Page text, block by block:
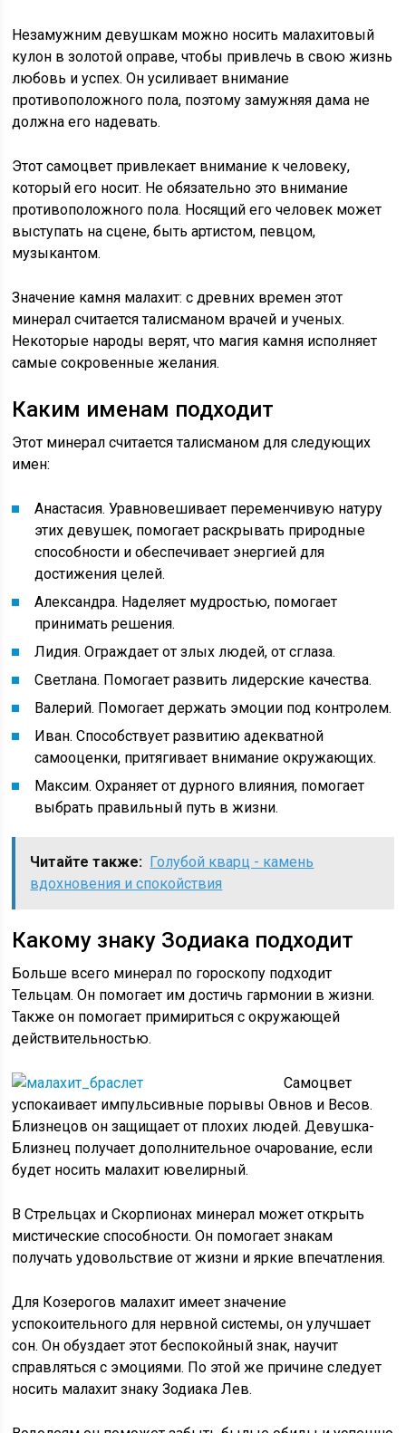
Незамужним девушкам можно носить малахитовый
кулон в золотой оправе, чтобы привлечь в свою жизнь
любовь и успех. Он усиливает внимание
противоположного пола, поэтому замужняя дама не
должна его надевать.
Этот самоцвет привлекает внимание к человеку,
который его носит. Не обязательно это внимание
противоположного пола. Носящий его человек может
выступать на сцене, быть артистом, певцом,
музыкантом.
Значение камня малахит: с древних времен этот
минерал считается талисманом врачей и ученых.
Некоторые народы верят, что магия камня исполняет
самые сокровенные желания.
Каким именам подходит
Этот минерал считается талисманом для следующих
имен:
Анастасия. Уравновешивает переменчивую натуру
этих девушек, помогает раскрывать природные
способности и обеспечивает энергией для
достижения целей.
Александра. Наделяет мудростью, помогает
принимать решения.
Лидия. Ограждает от злых людей, от сглаза.
Светлана. Помогает развить лидерские качества.
Валерий. Помогает держать эмоции под контролем.
Иван. Способствует развитию адекватной
самооценки, притягивает внимание окружающих.
Максим. Охраняет от дурного влияния, помогает
выбрать правильный путь в жизни.
Читайте также: Голубой кварц - камень
вдохновения и спокойствия
Какому знаку Зодиака подходит
Больше всего минерал по гороскопу подходит
Тельцам. Он помогает им достичь гармонии в жизни.
Также он помогает примириться с окружающей
действительностью.
Самоцвет
успокаивает импульсивные порывы Овнов и Весов.
Близнецов он защищает от плохих людей. Девушка-
Близнец получает дополнительное очарование, если
будет носить малахит ювелирный.
В Стрельцах и Скорпионах минерал может открыть
мистические способности. Он помогает знакам
получать удовольствие от жизни и яркие впечатления.
Для Козерогов малахит имеет значение
успокоительного для нервной системы, он улучшает
сон. Он обуздает этот беспокойный знак, научит
справляться с эмоциями. По этой же причине следует
носить малахит знаку Зодиака Лев.